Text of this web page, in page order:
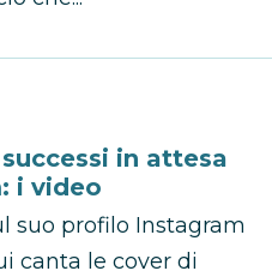
in attesa
i video
suo profilo Instagram
canta le cover di